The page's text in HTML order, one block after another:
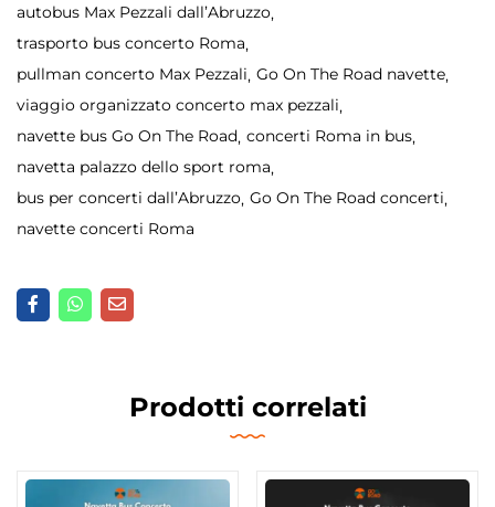
autobus Max Pezzali dall’Abruzzo
trasporto bus concerto Roma
pullman concerto Max Pezzali Go On The Road navette
viaggio organizzato concerto max pezzali
navette bus Go On The Road concerti Roma in bus
navetta palazzo dello sport roma
bus per concerti dall’Abruzzo Go On The Road concerti
navette concerti Roma
Prodotti correlati